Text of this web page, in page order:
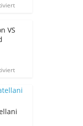
VS